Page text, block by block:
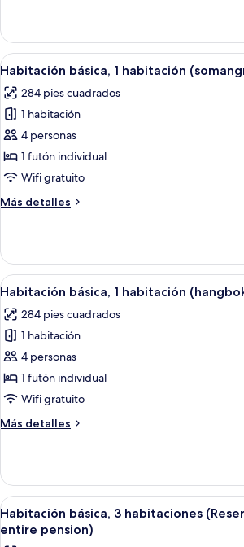
básica,
habitación
Abrir
todas
las
fotos
de
Habitación
básica,
habitación
Una sala
6
Habitación básica, 1 habitación
284 pies cuadrados
1 habitación
4 personas
1 futón individual
Wifi gratuito
Más detalles
Más
básica,
habitación
Abrir
todas
las
fotos
de
Habitación
básica,
habitación
Habitación
6
Habitación básica, 1 habitación
284 pies cuadrados
1 habitación
4 personas
1 futón individual
Wifi gratuito
Más detalles
Más
básica,
habitación
(hangboknamu)
Abrir
todas
las
Un
36
Habitación básica, 3 habitaciones
entire pension)